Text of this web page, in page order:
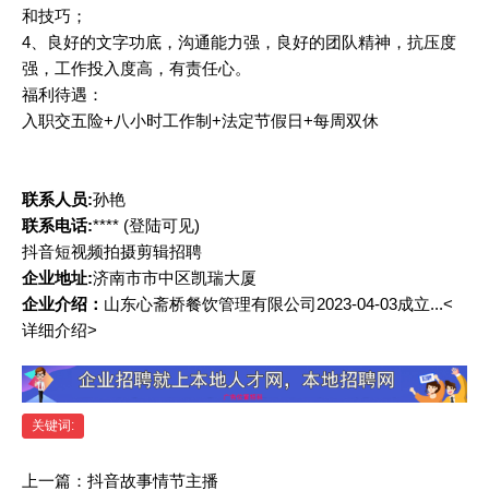
和技巧；
4、良好的文字功底，沟通能力强，良好的团队精神，抗压度
强，工作投入度高，有责任心。
福利待遇：
入职交五险+八小时工作制+法定节假日+每周双休
联系人员:孙艳
联系电话:**** (登陆可见)
抖音短视频拍摄剪辑招聘
企业地址:济南市市中区凯瑞大厦
企业介绍： 山东心斋桥餐饮管理有限公司2023-04-03成立...<
详细介绍>
关键词:
上一篇： 抖音故事情节主播